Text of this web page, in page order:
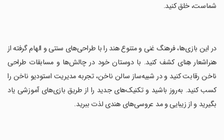
شماست، خلق کنید.
‏در این بازی‌ها، فرهنگ غنی و متنوع هند را با طراحی‌های سنتی و الهام گرفته از
هنراشعار هِنای کشف کنید. با دوستان خود در چالش‌ها و مسابقات طراحی
ناخن رقابت کنید و در شبیه‌ساز سالن ناخن، تجربه مدیریت استودیو ناخن را
کسب کنید. به‌روز باشید و تکنیک‌های جدید را از طریق بازی‌های آموزشی یاد
بگیرید و از زیبایی و مد عروسی‌های هندی لذت ببرید.